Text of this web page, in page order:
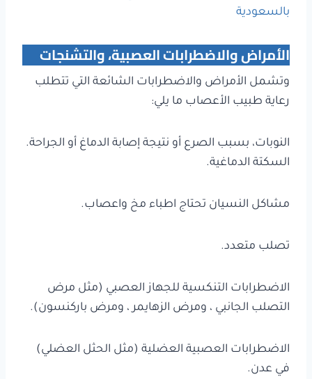
بالسعودية
الأمراض والاضطرابات العصبية، والتشنجات
وتشمل الأمراض والاضطرابات الشائعة التي تتطلب
رعاية طبيب الأعصاب ما يلي:
النوبات، بسبب الصرع أو نتيجة إصابة الدماغ أو الجراحة.
السكتة الدماغية.
مشاكل النسيان تحتاج اطباء مخ واعصاب.
تصلب متعدد.
الاضطرابات التنكسية للجهاز العصبي (مثل مرض
التصلب الجانبي ، ومرض الزهايمر ، ومرض باركنسون).
الاضطرابات العصبية العضلية (مثل الحثل العضلي)
في عدن.